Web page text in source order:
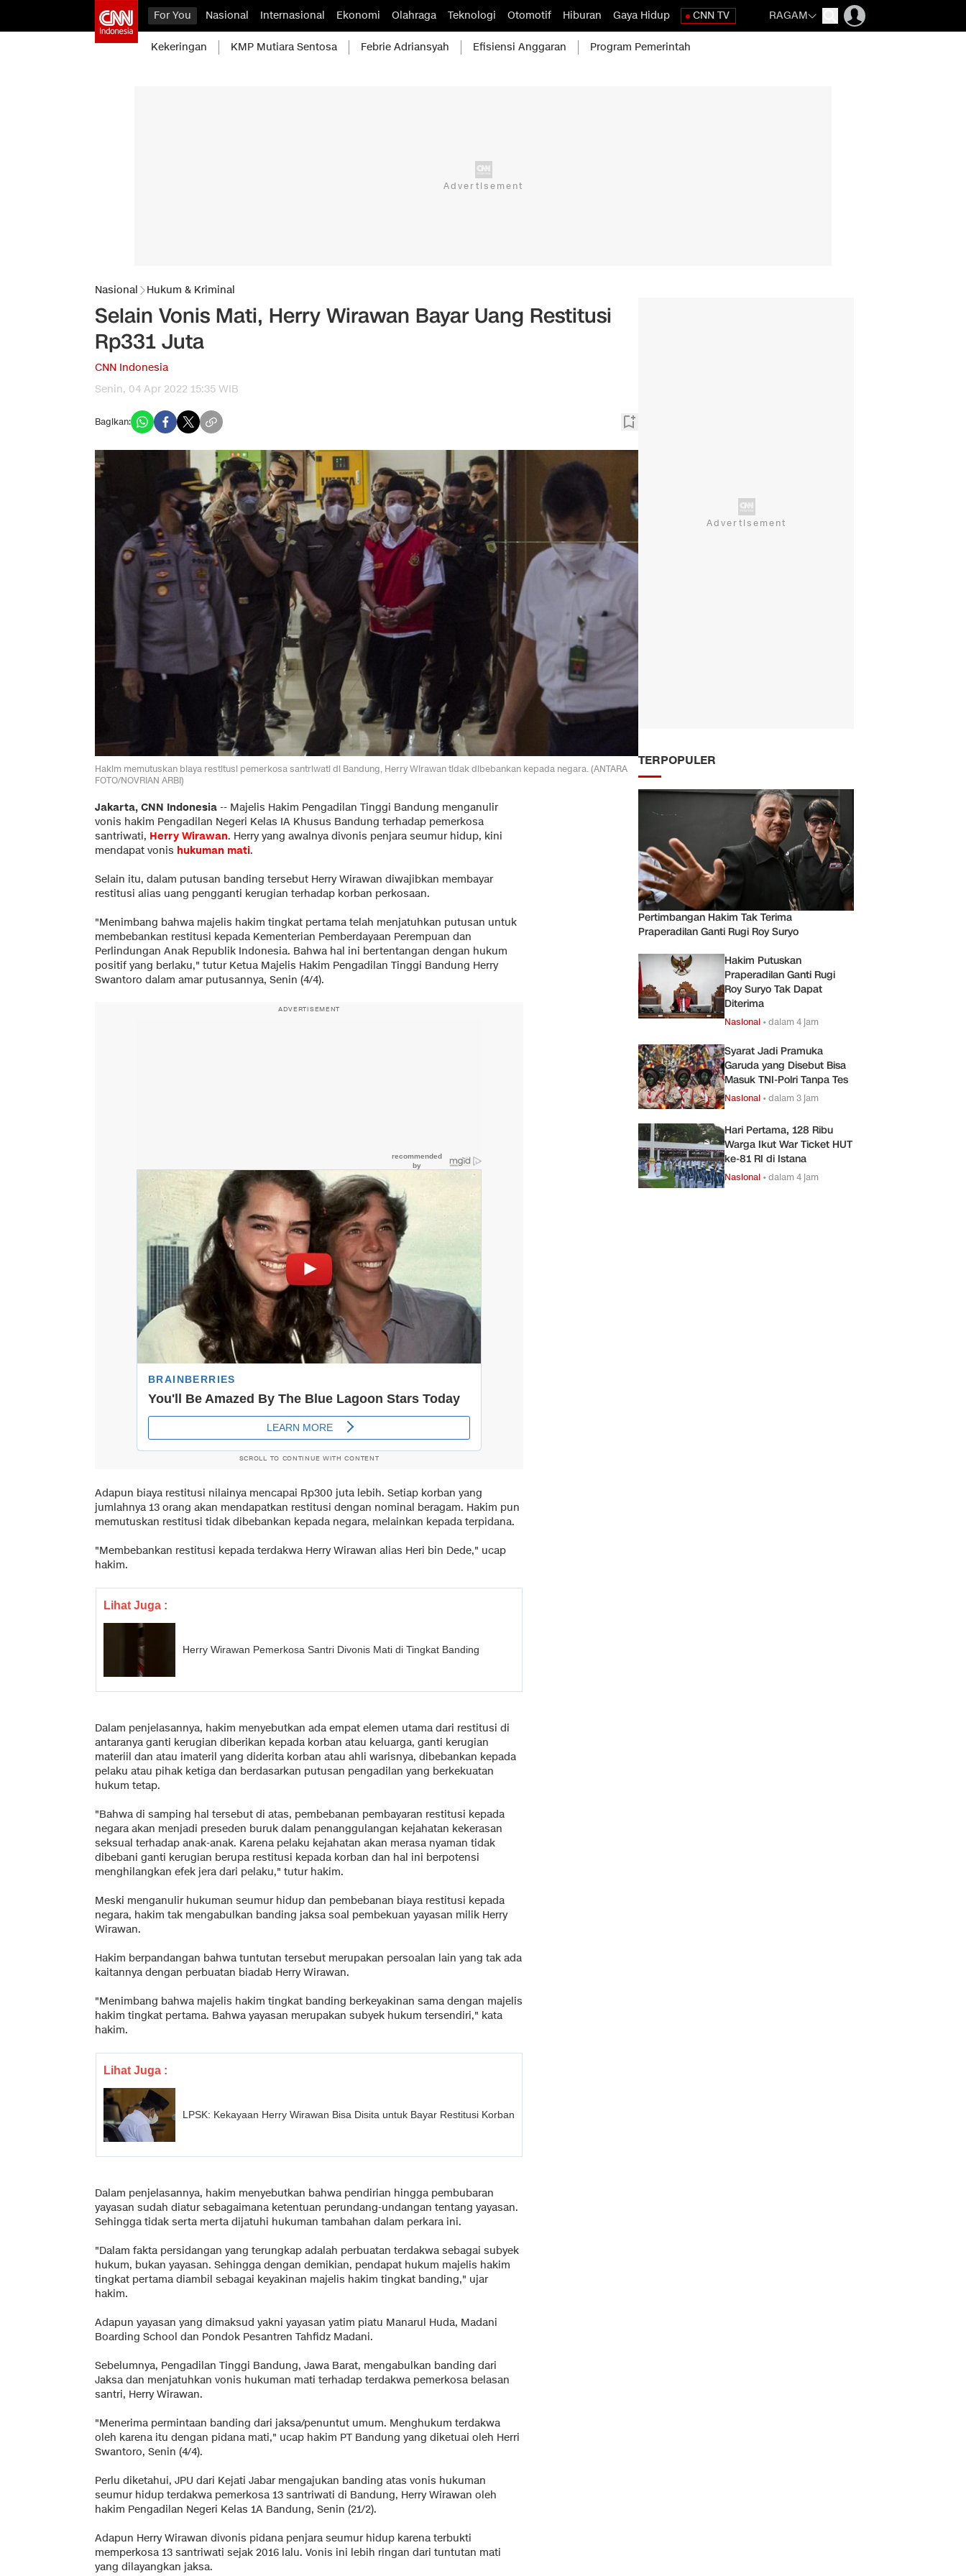
For You Nasional Internasional Ekonomi Olahraga Teknologi Otomotif Hiburan Gaya Hidup CNN TV RAGAM
Kekeringan KMP Mutiara Sentosa Febrie Adriansyah Efisiensi Anggaran Program Pemerintah
Nasional Hukum & Kriminal
Selain Vonis Mati, Herry Wirawan Bayar Uang Restitusi
Rp331 Juta
CNN Indonesia
Senin, 04 Apr 2022 15:35 WIB
Bagikan:
Hakim memutuskan biaya restitusi pemerkosa santriwati di Bandung, Herry Wirawan tidak dibebankan kepada negara. (ANTARA
FOTO/NOVRIAN ARBI)
Jakarta, CNN Indonesia -- Majelis Hakim Pengadilan Tinggi Bandung menganulir
vonis hakim Pengadilan Negeri Kelas IA Khusus Bandung terhadap pemerkosa
santriwati, Herry Wirawan. Herry yang awalnya divonis penjara seumur hidup, kini
mendapat vonis hukuman mati.
Selain itu, dalam putusan banding tersebut Herry Wirawan diwajibkan membayar
restitusi alias uang pengganti kerugian terhadap korban perkosaan.
"Menimbang bahwa majelis hakim tingkat pertama telah menjatuhkan putusan untuk
membebankan restitusi kepada Kementerian Pemberdayaan Perempuan dan
Perlindungan Anak Republik Indonesia. Bahwa hal ini bertentangan dengan hukum
positif yang berlaku," tutur Ketua Majelis Hakim Pengadilan Tinggi Bandung Herry
Swantoro dalam amar putusannya, Senin (4/4).
ADVERTISEMENT
SCROLL TO CONTINUE WITH CONTENT
Adapun biaya restitusi nilainya mencapai Rp300 juta lebih. Setiap korban yang
jumlahnya 13 orang akan mendapatkan restitusi dengan nominal beragam. Hakim pun
memutuskan restitusi tidak dibebankan kepada negara, melainkan kepada terpidana.
"Membebankan restitusi kepada terdakwa Herry Wirawan alias Heri bin Dede," ucap
hakim.
Lihat Juga :
Herry Wirawan Pemerkosa Santri Divonis Mati di Tingkat Banding
Dalam penjelasannya, hakim menyebutkan ada empat elemen utama dari restitusi di
antaranya ganti kerugian diberikan kepada korban atau keluarga, ganti kerugian
materiil dan atau imateril yang diderita korban atau ahli warisnya, dibebankan kepada
pelaku atau pihak ketiga dan berdasarkan putusan pengadilan yang berkekuatan
hukum tetap.
"Bahwa di samping hal tersebut di atas, pembebanan pembayaran restitusi kepada
negara akan menjadi preseden buruk dalam penanggulangan kejahatan kekerasan
seksual terhadap anak-anak. Karena pelaku kejahatan akan merasa nyaman tidak
dibebani ganti kerugian berupa restitusi kepada korban dan hal ini berpotensi
menghilangkan efek jera dari pelaku," tutur hakim.
Meski menganulir hukuman seumur hidup dan pembebanan biaya restitusi kepada
negara, hakim tak mengabulkan banding jaksa soal pembekuan yayasan milik Herry
Wirawan.
Hakim berpandangan bahwa tuntutan tersebut merupakan persoalan lain yang tak ada
kaitannya dengan perbuatan biadab Herry Wirawan.
"Menimbang bahwa majelis hakim tingkat banding berkeyakinan sama dengan majelis
hakim tingkat pertama. Bahwa yayasan merupakan subyek hukum tersendiri," kata
hakim.
Lihat Juga :
LPSK: Kekayaan Herry Wirawan Bisa Disita untuk Bayar Restitusi Korban
Dalam penjelasannya, hakim menyebutkan bahwa pendirian hingga pembubaran
yayasan sudah diatur sebagaimana ketentuan perundang-undangan tentang yayasan.
Sehingga tidak serta merta dijatuhi hukuman tambahan dalam perkara ini.
"Dalam fakta persidangan yang terungkap adalah perbuatan terdakwa sebagai subyek
hukum, bukan yayasan. Sehingga dengan demikian, pendapat hukum majelis hakim
tingkat pertama diambil sebagai keyakinan majelis hakim tingkat banding," ujar
hakim.
Adapun yayasan yang dimaksud yakni yayasan yatim piatu Manarul Huda, Madani
Boarding School dan Pondok Pesantren Tahfidz Madani.
Sebelumnya, Pengadilan Tinggi Bandung, Jawa Barat, mengabulkan banding dari
Jaksa dan menjatuhkan vonis hukuman mati terhadap terdakwa pemerkosa belasan
santri, Herry Wirawan.
"Menerima permintaan banding dari jaksa/penuntut umum. Menghukum terdakwa
oleh karena itu dengan pidana mati," ucap hakim PT Bandung yang diketuai oleh Herri
Swantoro, Senin (4/4).
Perlu diketahui, JPU dari Kejati Jabar mengajukan banding atas vonis hukuman
seumur hidup terdakwa pemerkosa 13 santriwati di Bandung, Herry Wirawan oleh
hakim Pengadilan Negeri Kelas 1A Bandung, Senin (21/2).
Adapun Herry Wirawan divonis pidana penjara seumur hidup karena terbukti
memperkosa 13 santriwati sejak 2016 lalu. Vonis ini lebih ringan dari tuntutan mati
yang dilayangkan jaksa.
TERPOPULER
Pertimbangan Hakim Tak Terima
Praperadilan Ganti Rugi Roy Suryo
Hakim Putuskan
Praperadilan Ganti Rugi
Roy Suryo Tak Dapat
Diterima
Nasional •dalam 4 jam
Syarat Jadi Pramuka
Garuda yang Disebut Bisa
Masuk TNI-Polri Tanpa Tes
Nasional •dalam 3 jam
Hari Pertama, 128 Ribu
Warga Ikut War Ticket HUT
ke-81 RI di Istana
Nasional •dalam 4 jam